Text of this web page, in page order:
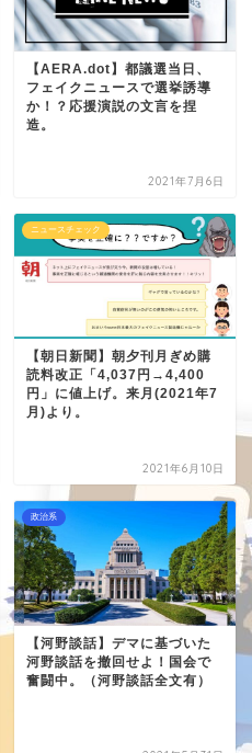
【AERA.dot】都議選当日、
フェイクニュースで選挙誘導
か！？応援演説の文言を捏
造。
2021年7月6日
ニュースチェック
【朝日新聞】朝夕刊月ぎめ購
読料改正「4,037円→4,400
円」に値上げ。来月(2021年7
月)より。
2021年6月10日
政治系
【河野談話】デマに基づいた
河野談話を撤回せよ！国会で
奮闘中。（河野談話全文有）